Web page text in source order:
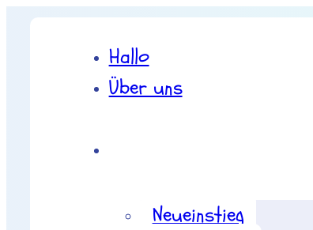
Hallo
Über uns
Neueinstieg